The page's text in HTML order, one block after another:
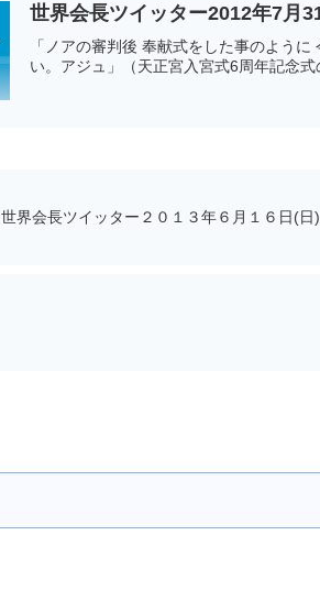
世界会長ツイッター2012年7月
「ノアの審判後 奉献式をした事のよう
い。アジュ」（天正宮入宮式6周年記念式
世界会長ツイッター２０１３年６月１６日(日